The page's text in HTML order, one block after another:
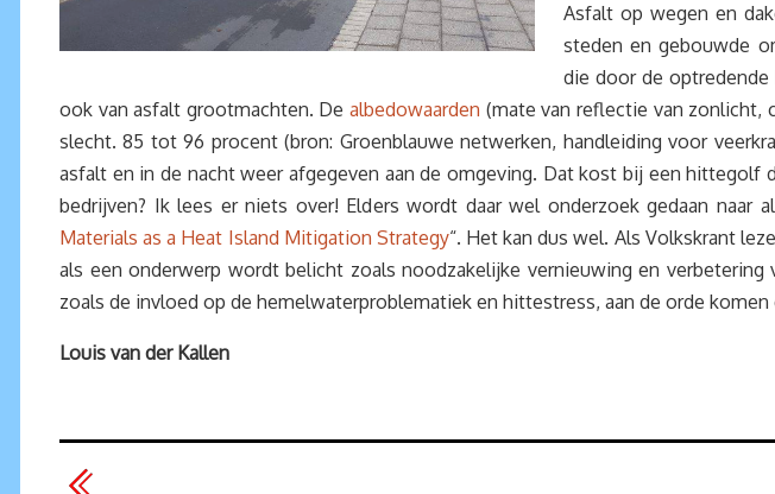
Asfalt op wegen en
steden en gebouwde
die door de
ook van asfalt grootmachten. Dealbedowaarden (mate van reflectie van zonlicht,
slecht. 85 tot 96 procent (bron: Groenblauwe netwerken, handleiding voor
asfalt en in de nacht weer afgegeven aan de omgeving. Dat kost bij een
bedrijven? Ik lees er niets over! Elders wordt daar wel onderzoek gedaan naar
Materials as a Heat Island Mitigation Strategy“. Het kan dus wel. Als Volkskrant
als een onderwerp wordt belicht zoals noodzakelijke vernieuwing en
zoals de invloed op de hemelwaterproblematiek en hittestress, aan de orde
Louis van der Kallen